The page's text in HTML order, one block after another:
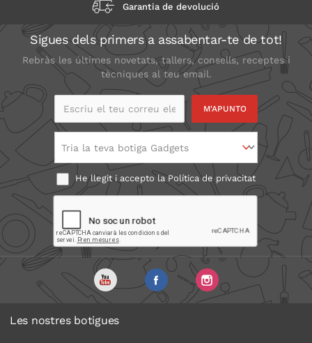
Garantia de devolució
Sigues dels primers a assabentar-te de tot!
Rebràs les últimes novetats, tallers, consells, receptes i
tècniques al teu email.
Escriu el teu correu
Tria la teva botiga Gadgets
He llegit i accepto laPolítica de privacitat
Les nostres botigues